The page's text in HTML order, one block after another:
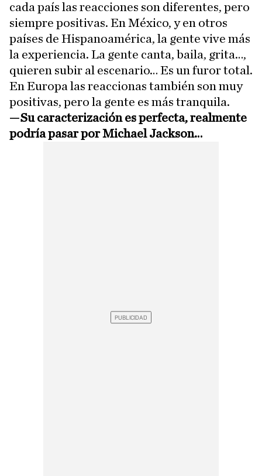
cada país las reacciones son diferentes, pero
siempre positivas. En México, y en otros
países de Hispanoamérica, la gente vive más
la experiencia. La gente canta, baila, grita…,
quieren subir al escenario… Es un furor total.
En Europa las reaccionas también son muy
positivas, pero la gente es más tranquila.
—Su caracterización es perfecta, realmente
podría pasar por Michael Jackson…